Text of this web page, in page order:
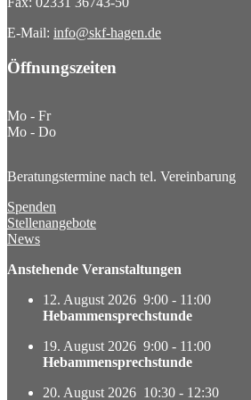
E-Mail: info@skf-hagen.de
Öffnungszeiten
Mo - Fr
Mo - Do
Beratungstermine nach tel. Vereinbarung
Spenden
Stellenangebote
News
Anstehende Veranstaltungen
12. August 2026 9:00 - 11:00
Hebammensprechstunde
19. August 2026 9:00 - 11:00
Hebammensprechstunde
20. August 2026 10:30 - 12:30